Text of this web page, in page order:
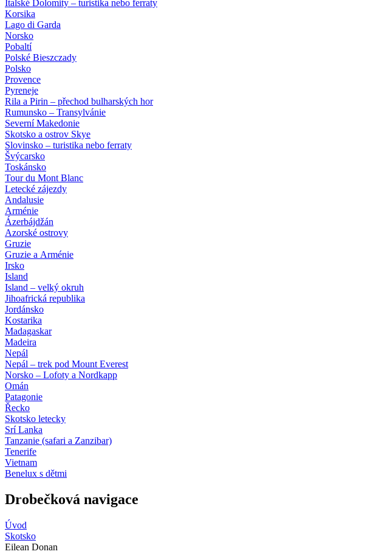
Italské Dolomity – turistika nebo ferraty
Korsika
Lago di Garda
Norsko
Pobaltí
Polské Bieszczady
Polsko
Provence
Pyreneje
Rila a Pirin – přechod bulharských hor
Rumunsko – Transylvánie
Severní Makedonie
Skotsko a ostrov Skye
Slovinsko – turistika nebo ferraty
Švýcarsko
Toskánsko
Tour du Mont Blanc
Letecké zájezdy
Andalusie
Arménie
Ázerbájdžán
Azorské ostrovy
Gruzie
Gruzie a Arménie
Irsko
Island
Island – velký okruh
Jihoafrická republika
Jordánsko
Kostarika
Madagaskar
Madeira
Nepál
Nepál – trek pod Mount Everest
Norsko – Lofoty a Nordkapp
Omán
Patagonie
Řecko
Skotsko letecky
Srí Lanka
Tanzanie (safari a Zanzibar)
Tenerife
Vietnam
Benelux s dětmi
Drobečková navigace
Úvod
Skotsko
Eilean Donan